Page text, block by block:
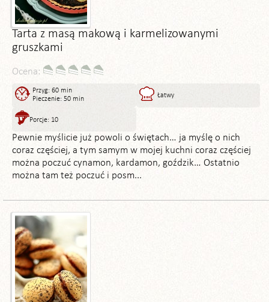
Tarta z masą makową i karmelizowanymi
gruszkami
Ocena:
Przyg: 60 min
Pieczenie: 50 min
Łatwy
Porcje: 10
Pewnie myślicie już powoli o świętach… ja myślę o nich
coraz częściej, a tym samym w mojej kuchni coraz częściej
można poczuć cynamon, kardamon, goździk… Ostatnio
można tam też poczuć i posm...